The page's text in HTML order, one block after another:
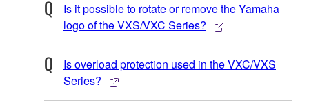
Is it possible to rotate or remove the Yamaha
logo of the VXS/VXC Series?
Is overload protection used in the VXC/VXS
Series?